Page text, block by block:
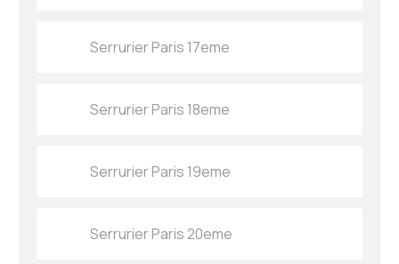
Serrurier Paris 17eme
Serrurier Paris 18eme
Serrurier Paris 19eme
Serrurier Paris 20eme